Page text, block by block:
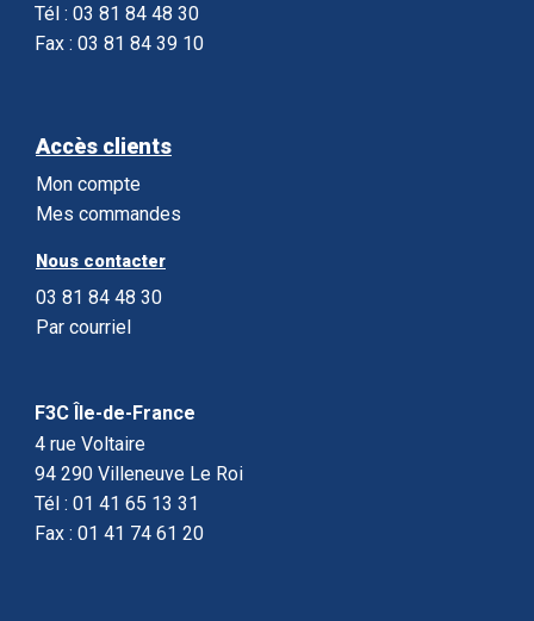
Tél : 03 81 84 48 30
Fax : 03 81 84 39 10
Accès clients
Mon compte
Mes commandes
Nous contacter
03 81 84 48 30
Par courriel
F3C Île-de-France
4 rue Voltaire
94 290 Villeneuve Le Roi
Tél : 01 41 65 13 31
Fax : 01 41 74 61 20